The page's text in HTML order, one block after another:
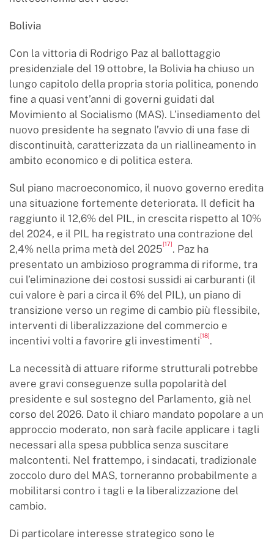
Bolivia
Con la vittoria di Rodrigo Paz al ballottaggio
presidenziale del 19 ottobre, la Bolivia ha chiuso un
lungo capitolo della propria storia politica, ponendo
fine a quasi vent’anni di governi guidati dal
Movimiento al Socialismo (MAS). L’insediamento del
nuovo presidente ha segnato l’avvio di una fase di
discontinuità, caratterizzata da un riallineamento in
ambito economico e di politica estera.
Sul piano macroeconomico, il nuovo governo eredita
una situazione fortemente deteriorata. Il deficit ha
raggiunto il 12,6% del PIL, in crescita rispetto al 10%
del 2024, e il PIL ha registrato una contrazione del
2,4% nella prima metà del 2025[17]. Paz ha
presentato un ambizioso programma di riforme, tra
cui l’eliminazione dei costosi sussidi ai carburanti (il
cui valore è pari a circa il 6% del PIL), un piano di
transizione verso un regime di cambio più flessibile,
interventi di liberalizzazione del commercio e
incentivi volti a favorire gli investimenti[18].
La necessità di attuare riforme strutturali potrebbe
avere gravi conseguenze sulla popolarità del
presidente e sul sostegno del Parlamento, già nel
corso del 2026. Dato il chiaro mandato popolare a un
approccio moderato, non sarà facile applicare i tagli
necessari alla spesa pubblica senza suscitare
malcontenti. Nel frattempo, i sindacati, tradizionale
zoccolo duro del MAS, torneranno probabilmente a
mobilitarsi contro i tagli e la liberalizzazione del
cambio.
Di particolare interesse strategico sono le